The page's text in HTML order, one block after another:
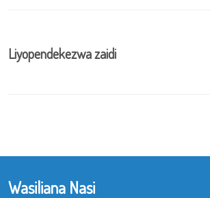
Liyopendekezwa zaidi
Wasiliana Nasi